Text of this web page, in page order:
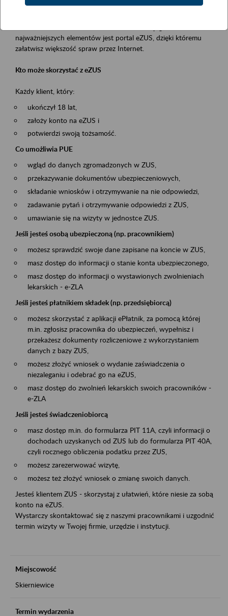
Platforma Usług Elektronicznych ZUS eZUS
najważniejszych elementów jest portal eZUS, dzięki któremu
załatwisz większość spraw przez Internet.
Kto może skorzystać z eZUS
Każdy klient, który:
ukończył 18 lat,
założy konto na eZUS i
potwierdzi swoją tożsamość.
Co umożliwia PUE
wgląd do danych zgromadzonych w ZUS,
przekazywanie dokumentów ubezpieczeniowych,
składanie wniosków i otrzymywanie na nie odpowiedzi,
zadawanie pytań i otrzymywanie odpowiedzi z ZUS,
umawianie się na wizyty w jednostce ZUS.
Jeśli jesteś osobą ubezpieczoną (np. pracownikiem)
możesz sprawdzić swoje dane zapisane na koncie w ZUS,
masz dostęp do informacji o stanie konta ubezpieczonego,
masz dostęp do informacji o wystawionych zwolnieniach
lekarskich - e-ZLA
Jeśli jesteś płatnikiem składek (np. przedsiębiorcą)
możesz skorzystać z aplikacji ePłatnik, za pomocą której
m.in. zgłosisz pracownika do ubezpieczeń, wypełnisz i
przekażesz dokumenty rozliczeniowe z wykorzystaniem
danych z bazy ZUS,
możesz złożyć wniosek o wydanie zaświadczenia o
niezaleganiu i odebrać go na eZUS,
masz dostęp do zwolnień lekarskich swoich pracowników -
e-ZLA
Jeśli jesteś świadczeniobiorcą
masz dostęp m.in. do formularza PIT 11A, czyli informacji o
dochodach uzyskanych od ZUS lub do formularza PIT 40A,
czyli rocznego obliczenia podatku przez ZUS,
możesz zarezerwować wizytę,
możesz też złożyć wniosek o zmianę swoich danych.
Jesteś klientem ZUS - skorzystaj z ułatwień, które niesie za sobą
konto na eZUS.
Wystarczy skontaktować się z naszymi pracownikami i uzgodnić
termin wizyty w Twojej firmie, urzędzie i instytucji.
Miejscowość
Skierniewice
Termin wydarzenia